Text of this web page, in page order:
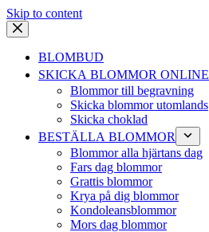
Skip to content
BLOMBUD
SKICKA BLOMMOR ONLINE
Blommor till begravning
Skicka blommor utomlands
Skicka choklad
BESTÄLLA BLOMMOR
Blommor alla hjärtans dag
Fars dag blommor
Grattis blommor
Krya på dig blommor
Kondoleansblommor
Mors dag blommor